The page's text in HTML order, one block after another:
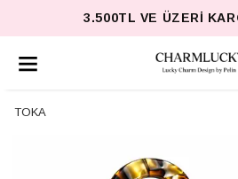
3.500TL VE ÜZERI
TOKA